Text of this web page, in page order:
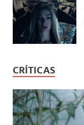
CRÍTICAS